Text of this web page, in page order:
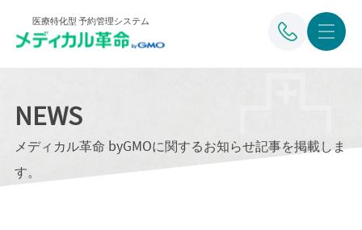
医療特化型 予約管理システム
NEWS
メディカル革命 byGMOに関するお知らせ記事を掲載しま
す。